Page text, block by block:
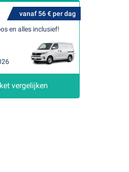
vanaf 56 € per dag
en alles inclusief!
vergelijken